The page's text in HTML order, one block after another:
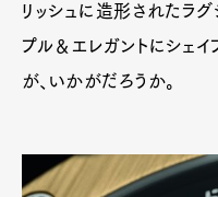
リッシュに造形されたラ
プル＆エレガントにシェ
が、いかがだろうか。